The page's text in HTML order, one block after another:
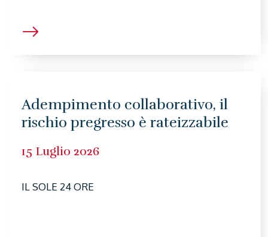
Adempimento collaborativo, il
rischio pregresso è rateizzabile
15 Luglio 2026
IL SOLE 24 ORE